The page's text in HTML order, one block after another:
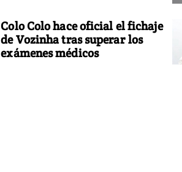
Colo Colo hace oficial el fichaje
de Vozinha tras superar los
exámenes médicos